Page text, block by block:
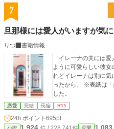
7
旦那様には愛人がいますが気に
りつ
書籍情報
イレーナの夫には愛
ように可愛らしい彼
れどイレーナは別に気
ったから。 ※表紙は「かんたん表紙メーカー」様で作成しま
した。
恋愛 完結 長編 R15
24h.ポイント 695pt
小説 恋愛